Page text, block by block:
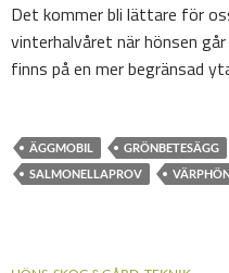
Det kommer bli lättare för
vinterhalvåret när hönsen
finns på en mer begränsad
ÄGGMOBIL GRÖNBETESÄGG
SALMONELLAPROV